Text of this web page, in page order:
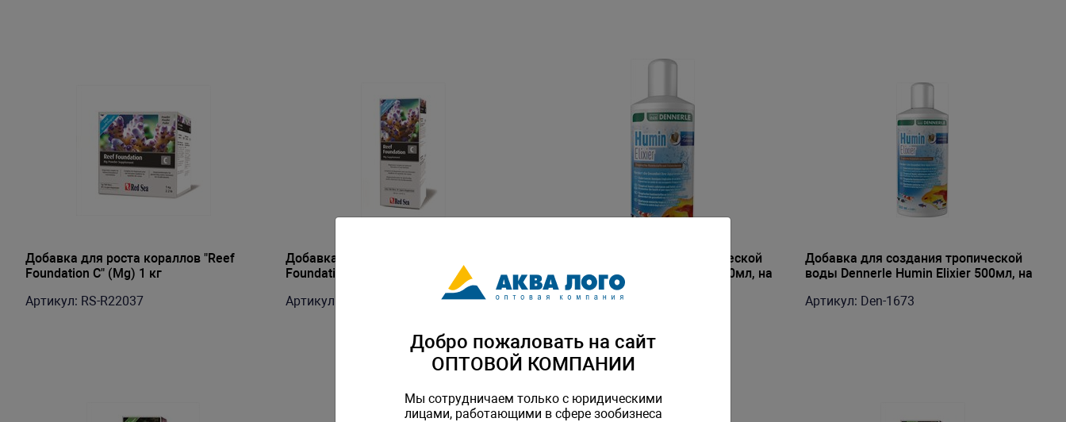
Добавка для роста кораллов "Reef
Foundation C" (Mg) 1 кг
Артикул: RS-R22037
Добавка для роста кораллов "Reef
Foundation C" (Mg) 500 мл
Артикул: RS-R22033
Добавка для создания тропической
воды Dennerle Humin Elixier 250мл, на
1250 литров
Артикул: Den-1672
Добавка для создания тропической
воды Dennerle Humin Elixier 500мл, на
Артикул: Den-1673
Добро пожаловать на сайт
ОПТОВОЙ КОМПАНИИ
Мы сотрудничаем только с юридическими
лицами, работающими в сфере зообизнеса